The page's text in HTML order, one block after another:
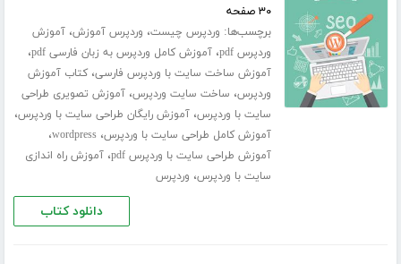
۳۰ صفحه
برچسب‌ها: وردپرس چیست، وردپرس آموزش،آموزش
وردپرس pdf
،آموزش کامل وردپرس به زبان فارسی pdf ،
آموزش ساخت سایت با وردپرس فارسی،کتاب آموزش
وردپرس، ساخت سایت وردپرس،آموزش تصویری طراحی
سایت با وردپرس،آموزش رایگان طراحی سایت با وردپرس،
آموزش کامل طراحی سایت با وردپرس،wordpress،
آموزش طراحی سایت با وردپرس pdf ،آموزش راه اندازی
سایت با وردپرس، وردپرس
دانلود کتاب